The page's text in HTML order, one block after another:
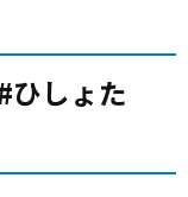
ひしょた